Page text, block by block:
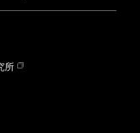
所